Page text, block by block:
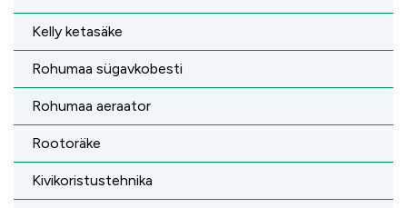
Kelly ketasäke
Rohumaa sügavkobesti
Rohumaa aeraator
Rootoräke
Kivikoristustehnika